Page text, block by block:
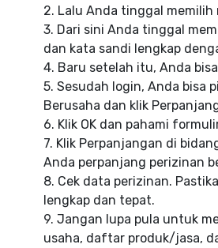
2. Lalu Anda tinggal memilih
3. Dari sini Anda tinggal
dan kata sandi lengkap
4. Baru setelah itu, Anda
5. Sesudah login, Anda bisa
Berusaha dan klik
6. Klik OK dan pahami
7. Klik Perpanjangan di
Anda perpanjang perizinan
8. Cek data perizinan.
lengkap dan tepat.
9. Jangan lupa pula untuk
usaha, daftar produk/jasa,